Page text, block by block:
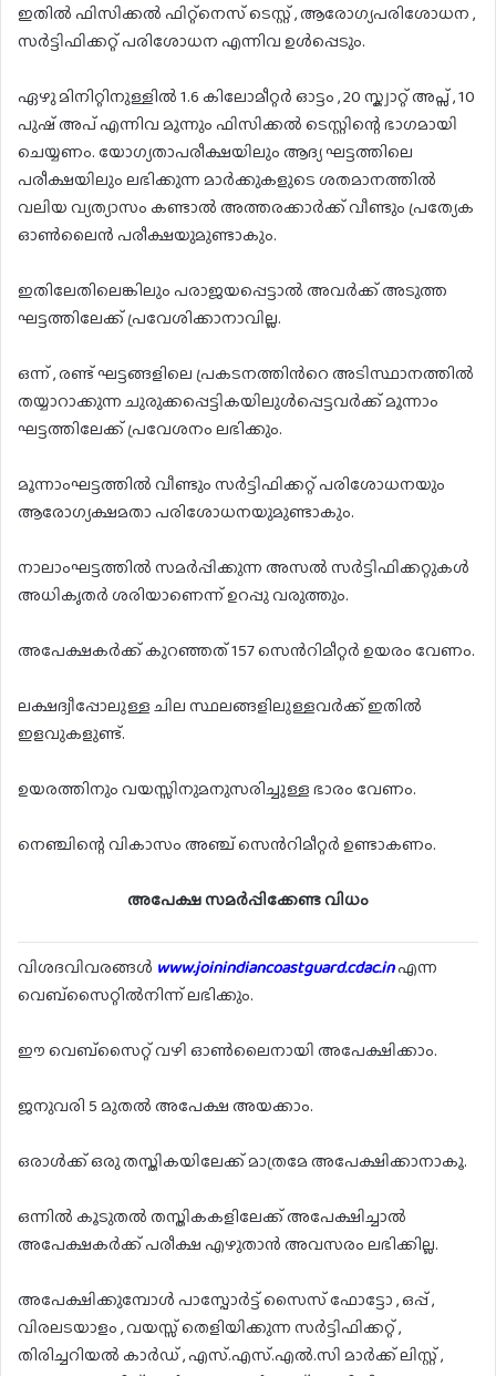
ഇതിൽ ഫിസിക്കൽ ഫിറ്റ്നെസ് ടെസ്റ്റ് , ആരോഗ്യപരിശോധന ,
സർട്ടിഫിക്കറ്റ് പരിശോധന എന്നിവ ഉൾപ്പെടും.
ഏഴു മിനിറ്റിനുള്ളിൽ 1.6 കിലോമീറ്റർ ഓട്ടം , 20 സ്ക്വാറ്റ് അപ്സ് , 10
പുഷ് അപ് എന്നിവ മൂന്നും ഫിസിക്കൽ ടെസ്റ്റിന്റെ ഭാഗമായി
ചെയ്യണം. യോഗ്യതാപരീക്ഷയിലും ആദ്യ ഘട്ടത്തിലെ
പരീക്ഷയിലും ലഭിക്കുന്ന മാർക്കുകളുടെ ശതമാനത്തിൽ
വലിയ വ്യത്യാസം കണ്ടാൽ അത്തരക്കാർക്ക് വീണ്ടും പ്രത്യേക
ഓൺലൈൻ പരീക്ഷയുമുണ്ടാകും.
ഇതിലേതിലെങ്കിലും പരാജയപ്പെട്ടാൽ അവർക്ക് അടുത്ത
ഘട്ടത്തിലേക്ക് പ്രവേശിക്കാനാവില്ല.
ഒന്ന് , രണ്ട് ഘട്ടങ്ങളിലെ പ്രകടനത്തിൻറെ അടിസ്ഥാനത്തിൽ
തയ്യാറാക്കുന്ന ചുരുക്കപ്പെട്ടികയിലുൾപ്പെട്ടവർക്ക് മൂന്നാം
ഘട്ടത്തിലേക്ക് പ്രവേശനം ലഭിക്കും.
മൂന്നാംഘട്ടത്തിൽ വീണ്ടും സർട്ടിഫിക്കറ്റ് പരിശോധനയും
ആരോഗ്യക്ഷമതാ പരിശോധനയുമുണ്ടാകും.
നാലാംഘട്ടത്തിൽ സമർപ്പിക്കുന്ന അസൽ സർട്ടിഫിക്കറ്റുകൾ
അധികൃതർ ശരിയാണെന്ന് ഉറപ്പു വരുത്തും.
അപേക്ഷകർക്ക് കുറഞ്ഞത് 157 സെൻറിമീറ്റർ ഉയരം വേണം.
ലക്ഷദ്വീപ്പോലുള്ള ചില സ്ഥലങ്ങളിലുള്ളവർക്ക് ഇതിൽ
ഇളവുകളുണ്ട്.
ഉയരത്തിനും വയസ്സിനുമനുസരിച്ചുള്ള ഭാരം വേണം.
നെഞ്ചിന്റെ വികാസം അഞ്ച് സെൻറിമീറ്റർ ഉണ്ടാകണം.
അപേക്ഷ സമർപ്പിക്കേണ്ട വിധം
വിശദവിവരങ്ങൾ www.joinindiancoastguard.cdac.inഎന്ന
വെബ്സൈറ്റിൽനിന്ന് ലഭിക്കും.
ഈ വെബ്സൈറ്റ് വഴി ഓൺലൈനായി അപേക്ഷിക്കാം.
ജനുവരി 5 മുതൽ അപേക്ഷ അയക്കാം.
ഒരാൾക്ക് ഒരു തസ്തികയിലേക്ക് മാത്രമേ അപേക്ഷിക്കാനാകൂ.
ഒന്നിൽ കൂടുതൽ തസ്തികകളിലേക്ക് അപേക്ഷിച്ചാൽ
അപേക്ഷകർക്ക് പരീക്ഷ എഴുതാൻ അവസരം ലഭിക്കില്ല.
അപേക്ഷിക്കുമ്പോൾ പാസ്പോർട്ട് സൈസ് ഫോട്ടോ , ഒപ്പ് ,
വിരലടയാളം , വയസ്സ് തെളിയിക്കുന്ന സർട്ടിഫിക്കറ്റ് ,
തിരിച്ചറിയൽ കാർഡ് , എസ്.എസ്.എൽ.സി മാർക്ക് ലിസ്റ്റ് ,